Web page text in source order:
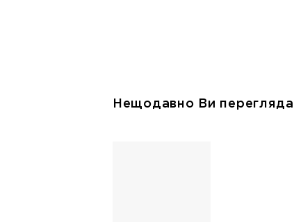
Нещодавно Ви